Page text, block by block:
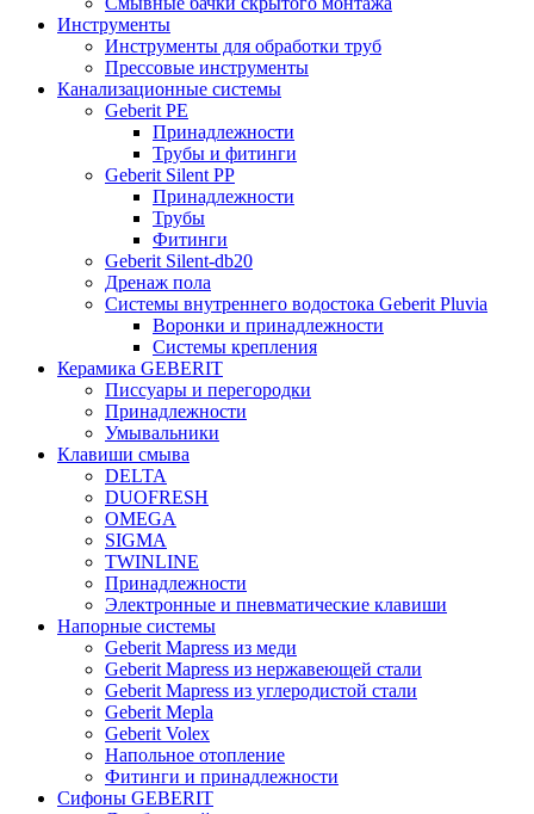
Инструменты
Инструменты для обработки труб
Прессовые инструменты
Канализационные системы
Geberit PE
Принадлежности
Трубы и фитинги
Geberit Silent PP
Принадлежности
Трубы
Фитинги
Geberit Silent-db20
Дренаж пола
Системы внутреннего водостока Geberit Pluvia
Воронки и принадлежности
Системы крепления
Керамика GEBERIT
Писсуары и перегородки
Принадлежности
Умывальники
Клавиши смыва
DELTA
DUOFRESH
OMEGA
SIGMA
TWINLINE
Принадлежности
Электронные и пневматические клавиши
Напорные системы
Geberit Mapress из меди
Geberit Mapress из нержавеющей стали
Geberit Mapress из углеродистой стали
Geberit Mepla
Geberit Volex
Напольное отопление
Фитинги и принадлежности
Сифоны GEBERIT